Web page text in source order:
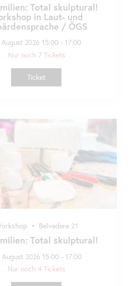
Total skulptural!
in Laut- und
/ ÖGS
August 2026 15:00 - 17:00
Nur noch 7 Tickets
Ticket
Total skulptural!
• Belvedere 21
August 2026 15:00 - 17:00
Nur noch 4 Tickets